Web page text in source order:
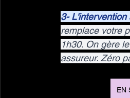
3- L'intervention
remplace votre
1h30. On gère
assureur. Zéro
EN